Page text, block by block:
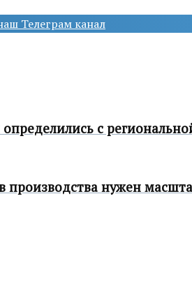
Телеграм канал
с
производства нужен